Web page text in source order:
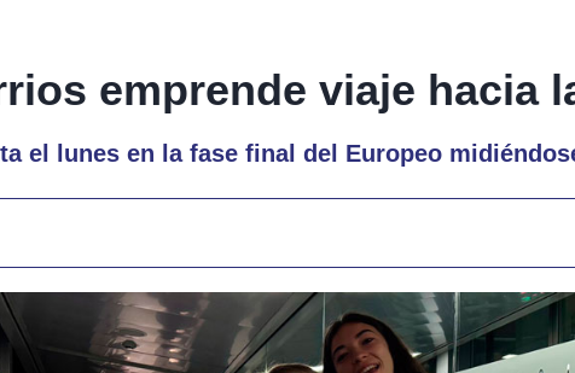
emprende viaje hacia
el lunes en la fase final del Europeo